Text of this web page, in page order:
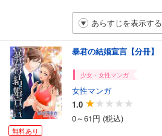
あらすじを表示する
無料あり
暴君の結婚宣言【分冊】
少女・女性マンガ
女性マンガ
1.0
0～61円 (税込)